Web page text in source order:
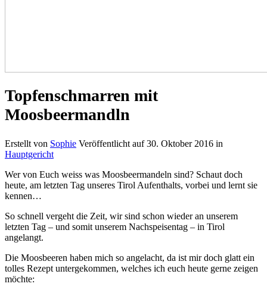
Topfenschmarren mit
Moosbeermandln
Erstellt von Sophie Veröffentlicht auf30. Oktober 2016 in
Hauptgericht
Wer von Euch weiss was Moosbeermandeln sind? Schaut doch
heute, am letzten Tag unseres Tirol Aufenthalts, vorbei und lernt sie
kennen…
So schnell vergeht die Zeit, wir sind schon wieder an unserem
letzten Tag – und somit unserem Nachspeisentag – in Tirol
angelangt.
Die Moosbeeren haben mich so angelacht, da ist mir doch glatt ein
tolles Rezept untergekommen, welches ich euch heute gerne zeigen
möchte: